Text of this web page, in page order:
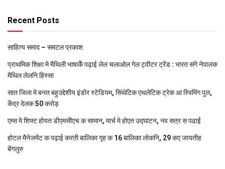
Recent Posts
साहित्य समाद – समटल प्रकाश
प्राथमिक शि‍क्षा मे मैथि‍ली भाषाकेँ पढ़ाई लेल चलाओल गेल ट्वीटर ट्रेंड : भारत संगे नेपालक
मैथिल लेलनि हिस्सा
सात जिला मे बनत बहुउद्देशीय इंडोर स्‍टेडि‍यम, सिंथेटिक एथलेटिक ट्रेक आ स्विमिंग पुल,
केंद्र देलक 50 करोड़
एम्स मे शिफ्ट होयत डीएमसीएच क सामान, मार्च मे होएत उद्घाटन, नव सत्र स पढाई
होटल मैनेजमेंट क पढ़ाई करती बालिका गृह क 16 बालिका लोकनि, 29 कए जायतीह
बेंगलुरु